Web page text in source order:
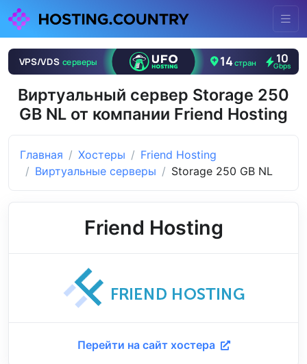
Виртуальный сервер Storage 250
GB NL от компании Friend Hosting
Главная Хостеры
Friend Hosting
Виртуальные серверы
Storage 250 GB NL
Friend Hosting
Перейти на сайт хостера